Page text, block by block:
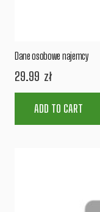
Dane osobowe najemcy
29.99 zł
ADD TO CART